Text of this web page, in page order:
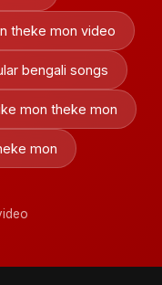
theke mon video
bengali songs
mon theke mon
mon